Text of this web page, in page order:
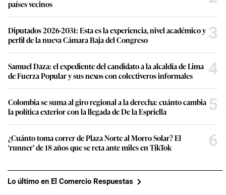
países vecinos
Diputados 2026-2031: Esta es la experiencia, nivel académico y
perfil de la nueva Cámara Baja del Congreso
3
Samuel Daza: el expediente del candidato a la alcaldía de Lima
de Fuerza Popular y sus nexos con colectiveros informales
4
Colombia se suma al giro regional a la derecha: cuánto cambia
la política exterior con la llegada de De la Espriella
5
¿Cuánto toma correr de Plaza Norte al Morro Solar? El
‘runner’ de 18 años que se reta ante miles en TikTok
6
Lo último en El Comercio Respuestas